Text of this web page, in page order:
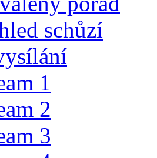
schůzí
1
2
3